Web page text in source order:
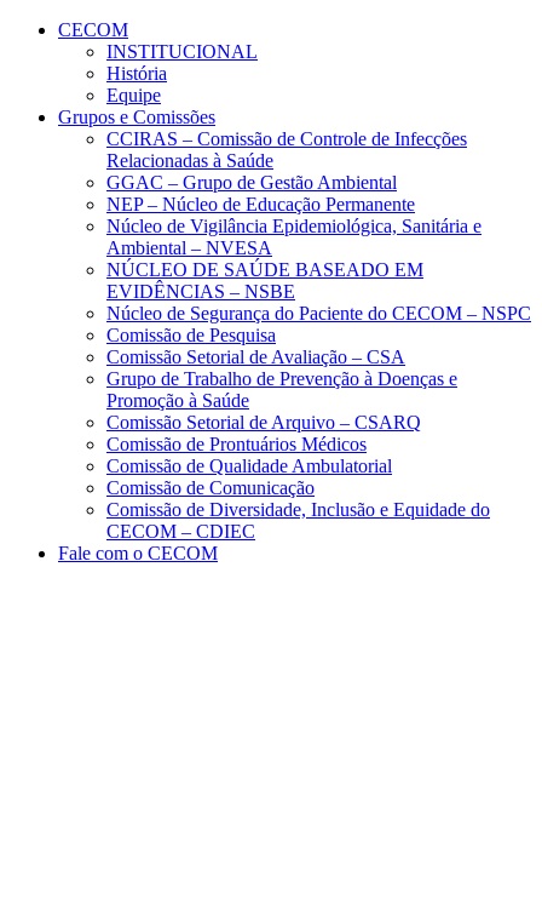
Conteúdo principal
CECOM
INSTITUCIONAL
História
Equipe
Grupos e Comissões
CCIRAS – Comissão de Controle de Infecções
Relacionadas à Saúde
GGAC – Grupo de Gestão Ambiental
NEP – Núcleo de Educação Permanente
Núcleo de Vigilância Epidemiológica, Sanitária e
Ambiental – NVESA
NÚCLEO DE SAÚDE BASEADO EM
EVIDÊNCIAS – NSBE
Núcleo de Segurança do Paciente do CECOM – NSPC
Comissão de Pesquisa
Comissão Setorial de Avaliação – CSA
Grupo de Trabalho de Prevenção à Doenças e
Promoção à Saúde
Comissão Setorial de Arquivo – CSARQ
Comissão de Prontuários Médicos
Comissão de Qualidade Ambulatorial
Comissão de Comunicação
Comissão de Diversidade, Inclusão e Equidade do
CECOM – CDIEC
Fale com o CECOM